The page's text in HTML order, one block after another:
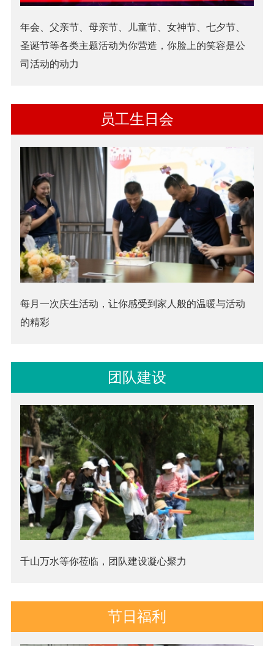
年会、父亲节、母亲节、儿童节、女神节、七夕节、
圣诞节等各类主题活动为你营造，你脸上的笑容是公
司活动的动力
员工生日会
每月一次庆生活动，让你感受到家人般的温暖与活动
的精彩
团队建设
千山万水等你莅临，团队建设凝心聚力
节日福利